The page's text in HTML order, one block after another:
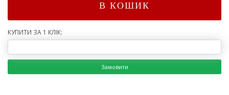
В КОШИК
КУПИТИ ЗА 1 КЛІК:
Замовити